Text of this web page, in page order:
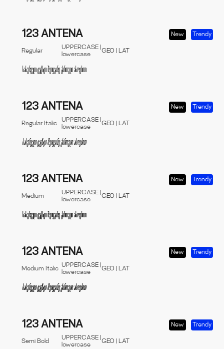
123 ANTENA New Trendy
Regular
UPPERCASE |
lowercase
GEO | LAT
123 ANTENA New Trendy
Regular Italic
UPPERCASE |
lowercase
GEO | LAT
123 ANTENA New Trendy
Medium
UPPERCASE |
lowercase
GEO | LAT
123 ANTENA New Trendy
Medium Italic
UPPERCASE |
lowercase
GEO | LAT
123 ANTENA New Trendy
Semi Bold
UPPERCASE |
lowercase
GEO | LAT